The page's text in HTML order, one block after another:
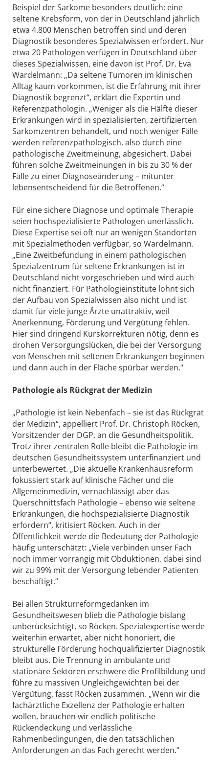
Beispiel der Sarkome besonders deutlich: eine
seltene Krebsform, von der in Deutschland jährlich
etwa 4.800 Menschen betroffen sind und deren
Diagnostik besonderes Spezialwissen erfordert. Nur
etwa 20 Pathologen verfügen in Deutschland über
dieses Spezialwissen, eine davon ist Prof. Dr. Eva
Wardelmann: „Da seltene Tumoren im klinischen
Alltag kaum vorkommen, ist die Erfahrung mit ihrer
Diagnostik begrenzt“, erklärt die Expertin und
Referenzpathologin. „Weniger als die Hälfte dieser
Erkrankungen wird in spezialisierten, zertifizierten
Sarkomzentren behandelt, und noch weniger Fälle
werden referenzpathologisch, also durch eine
pathologische Zweitmeinung, abgesichert. Dabei
führen solche Zweitmeinungen in bis zu 30 % der
Fälle zu einer Diagnoseänderung – mitunter
lebensentscheidend für die Betroffenen.“
Für eine sichere Diagnose und optimale Therapie
seien hochspezialisierte Pathologen unerlässlich.
Diese Expertise sei oft nur an wenigen Standorten
mit Spezialmethoden verfügbar, so Wardelmann.
„Eine Zweitbefundung in einem pathologischen
Spezialzentrum für seltene Erkrankungen ist in
Deutschland nicht vorgeschrieben und wird auch
nicht finanziert. Für Pathologieinstitute lohnt sich
der Aufbau von Spezialwissen also nicht und ist
damit für viele junge Ärzte unattraktiv, weil
Anerkennung, Förderung und Vergütung fehlen.
Hier sind dringend Kurskorrekturen nötig, denn es
drohen Versorgungslücken, die bei der Versorgung
von Menschen mit seltenen Erkrankungen beginnen
und dann auch in der Fläche spürbar werden.“
Pathologie als Rückgrat der Medizin
„Pathologie ist kein Nebenfach – sie ist das Rückgrat
der Medizin“, appelliert Prof. Dr. Christoph Röcken,
Vorsitzender der DGP, an die Gesundheitspolitik.
Trotz ihrer zentralen Rolle bleibt die Pathologie im
deutschen Gesundheitssystem unterfinanziert und
unterbewertet. „Die aktuelle Krankenhausreform
fokussiert stark auf klinische Fächer und die
Allgemeinmedizin, vernachlässigt aber das
Querschnittsfach Pathologie – ebenso wie seltene
Erkrankungen, die hochspezialisierte Diagnostik
erfordern“, kritisiert Röcken. Auch in der
Öffentlichkeit werde die Bedeutung der Pathologie
häufig unterschätzt: „Viele verbinden unser Fach
noch immer vorrangig mit Obduktionen, dabei sind
wir zu 99% mit der Versorgung lebender Patienten
beschäftigt.“
Bei allen Strukturreformgedanken im
Gesundheitswesen blieb die Pathologie bislang
unberücksichtigt, so Röcken. Spezialexpertise werde
weiterhin erwartet, aber nicht honoriert, die
strukturelle Förderung hochqualifizierter Diagnostik
bleibt aus. Die Trennung in ambulante und
stationäre Sektoren erschwere die Profilbildung und
führe zu massiven Ungleichgewichten bei der
Vergütung, fasst Röcken zusammen. „Wenn wir die
fachärztliche Exzellenz der Pathologie erhalten
wollen, brauchen wir endlich politische
Rückendeckung und verlässliche
Rahmenbedingungen, die den tatsächlichen
Anforderungen an das Fach gerecht werden.“